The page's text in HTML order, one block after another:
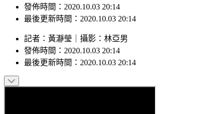
發佈時間：2020.10.03 20:14
最後更新時間：2020.10.03 20:14
記者 ： 黃瀞瑩 攝影 ： 林亞男
發佈時間： 2020.10.03 20:14
最後更新時間： 2020.10.03 20:14